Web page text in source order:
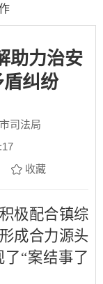
助力治安
纠纷
司法局
收藏
极配合镇综
成合力源头
“案结事了